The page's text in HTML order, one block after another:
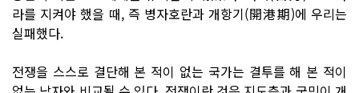
라를 지켜야 했을 때, 즉 병자호란과 개항기(開港期)에 우리는
실패했다.
전쟁을 스스로 결단해 본 적이 없는 국가는 결투를 해 본 적이